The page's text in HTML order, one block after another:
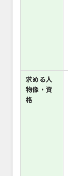
求める人
物像・資
格